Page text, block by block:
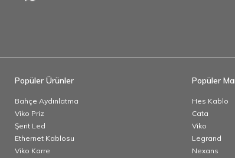
Popüler Ürünler
Bahçe Aydınlatma
Viko Priz
Şerit Led
Ethernet Kablosu
Viko Karre
Popüler
Hes Kablo
Cata
Viko
Legrand
Nexans